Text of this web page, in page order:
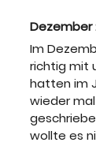
Dezember
Im
richtig mit
hatten im
wieder
wollte es